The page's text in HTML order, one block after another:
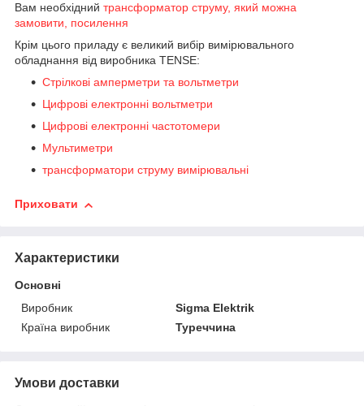
Вам необхідний трансформатор струму, який можна
замовити, посилення
Крім цього приладу є великий вибір вимірювального
обладнання від виробника TENSE:
Стрілкові амперметри та вольтметри
Цифрові електронні вольтметри
Цифрові електронні частотомери
Мультиметри
трансформатори струму вимірювальні
Приховати
Характеристики
Основні
Виробник
Sigma Elektrik
Країна виробник
Туреччина
Умови доставки